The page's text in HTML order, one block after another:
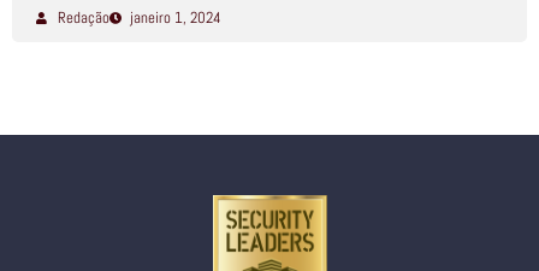
Redação janeiro 1, 2024